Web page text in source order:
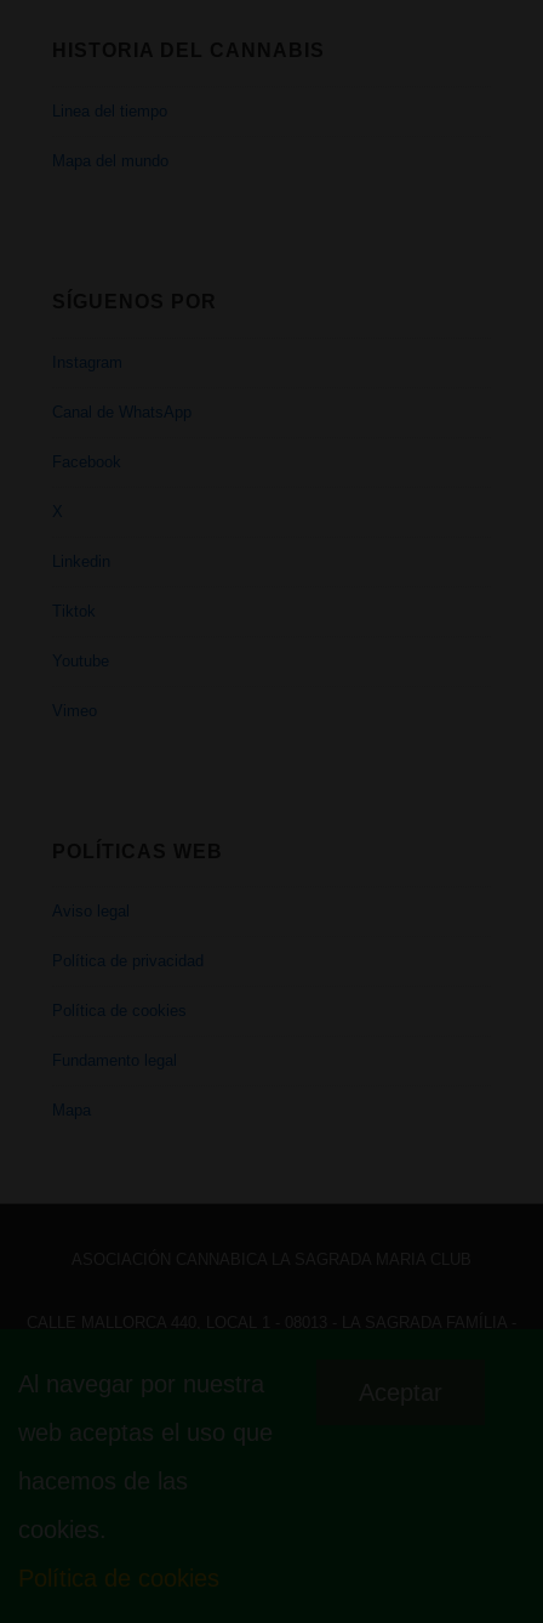
Linea del tiempo
Mapa del mundo
Instagram
Canal de WhatsApp
Facebook
X
Linkedin
Tiktok
Youtube
Vimeo
Aviso legal
Política de privacidad
Política de cookies
Fundamento legal
Mapa
Menú
pie
de
página
Fundamento legal
© 2026 La Sagrada Maria Club
Al navegar por nuestra
web aceptas el uso que
hacemos de las
cookies.
Política de cookies